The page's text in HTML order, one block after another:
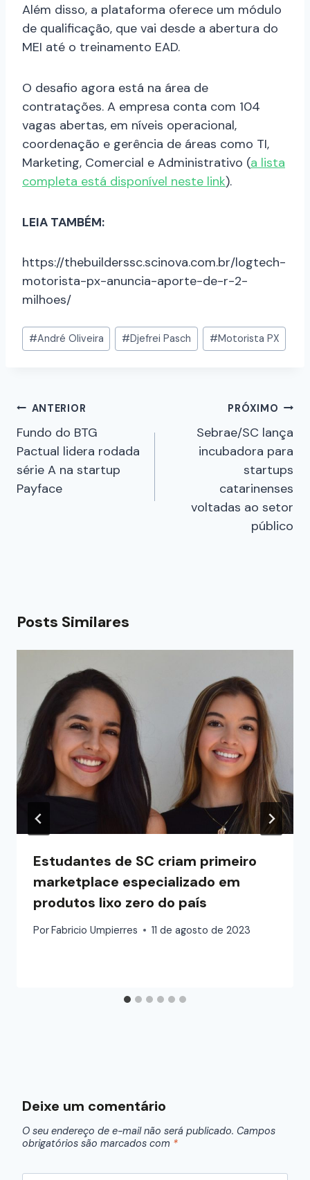
Além disso, a plataforma oferece um módulo
de qualificação, que vai desde a abertura do
MEI até o treinamento EAD.
O desafio agora está na área de
contratações. A empresa conta com 104
vagas abertas, em níveis operacional,
coordenação e gerência de áreas como TI,
Marketing, Comercial e Administrativo (a lista
completa está disponível neste link).
LEIA TAMBÉM:
https://thebuilderssc.scinova.com.br/logtech-
motorista-px-anuncia-aporte-de-r-2-
milhoes/
#André Oliveira #Djefrei Pasch #Motorista PX
ANTERIOR
Fundo do BTG
Pactual lidera rodada
série A na startup
Payface
PRÓXIMO
Sebrae/SC lança
incubadora para
startups
catarinenses
voltadas ao setor
público
Posts Similares
Estudantes de SC criam primeiro
marketplace especializado em
produtos lixo zero do país
PorFabricio Umpierres 11 de agosto de 2023
Deixe um comentário
O seu endereço de e-mail não será publicado. Campos
obrigatórios são marcados com *